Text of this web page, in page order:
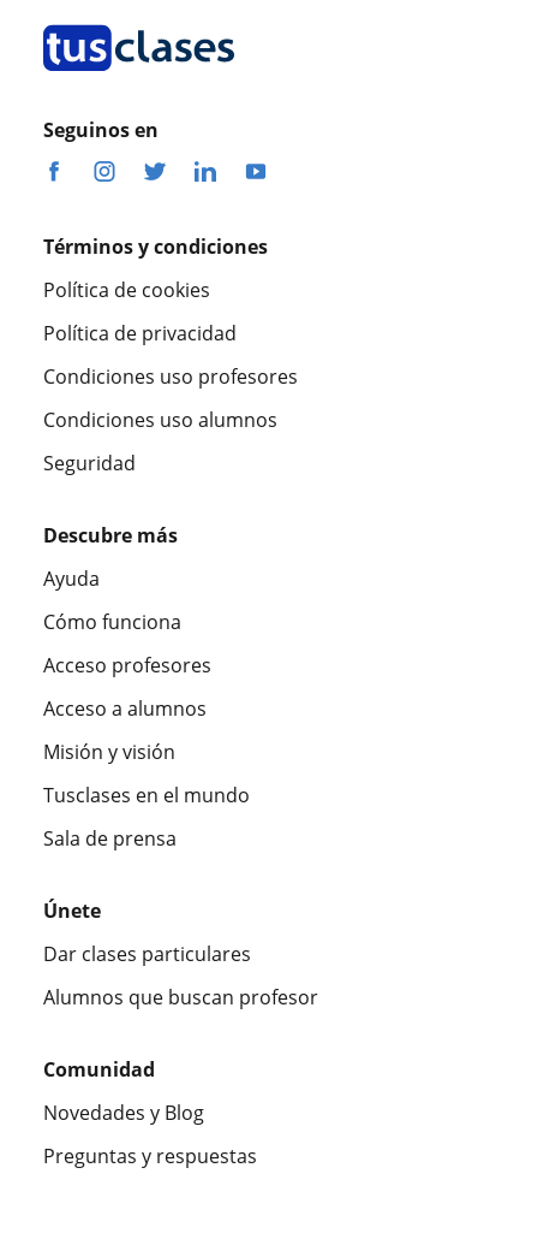
Seguinos en
Términos y condiciones
Política de cookies
Política de privacidad
Condiciones uso profesores
Condiciones uso alumnos
Seguridad
Descubre más
Ayuda
Cómo funciona
Acceso profesores
Acceso a alumnos
Misión y visión
Tusclases en el mundo
Sala de prensa
Únete
Dar clases particulares
Alumnos que buscan profesor
Comunidad
Novedades y Blog
Preguntas y respuestas